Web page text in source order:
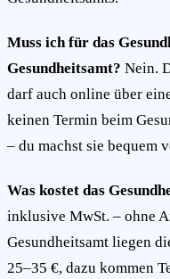
Muss ich für das
Gesundheitsamt? Nein.
darf auch online über
keinen Termin beim
– du machst sie bequem
Was kostet das
inklusive MwSt. – ohne
Gesundheitsamt liegen
25–35 €, dazu kommen